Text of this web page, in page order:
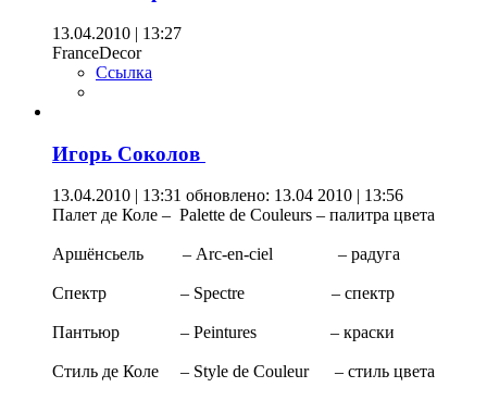
13.04.2010 | 13:27
FranceDecor
Ссылка
Игорь Соколов
13.04.2010 | 13:31 обновлено: 13.04 2010 | 13:56
Палет де Коле – Palette de Couleurs – палитра цвета
Аршёнсьель – Аrc-en-ciel – радуга
Спектр – Spectre – спектр
Пантьюр – Peintures – краски
Стиль де Коле – Style de Couleur – стиль цвета